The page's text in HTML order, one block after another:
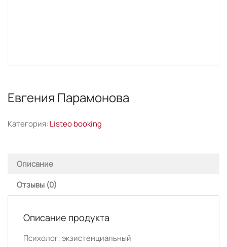
Евгения Парамонова
Категория: Listeo booking
Описание
Отзывы (0)
Описание продукта
Психолог, экзистенциальный